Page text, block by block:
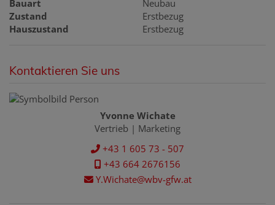
Bauart
Neubau
Zustand
Erstbezug
Hauszustand
Erstbezug
Kontaktieren Sie uns
Yvonne Wichate
Vertrieb | Marketing
+43 1 605 73 - 507
+43 664 2676156
Y.Wichate@wbv-gfw.at